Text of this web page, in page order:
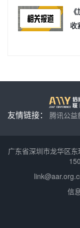
收
友情链接： 腾讯公益
广东省深圳市龙华区
信